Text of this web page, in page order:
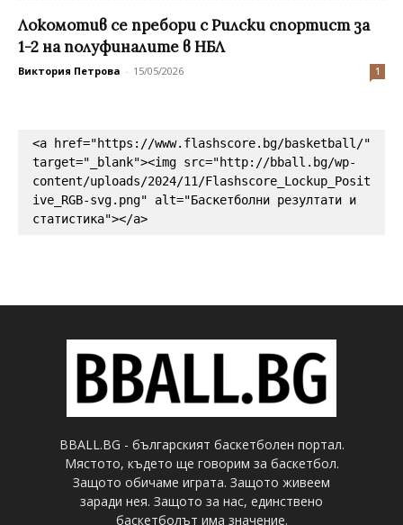
Локомотив се пребори с Рилски спортист за
1-2 на полуфиналите в НБЛ
Виктория Петрова - 15/05/2026 1
<a href="https://www.flashscore.bg/basketball/"
target="_blank"><img src="http://bball.bg/wp-
content/uploads/2024/11/Flashscore_Lockup_Posit
ive_RGB-svg.png" alt="Баскетболни резултати и
статистика"></a>
BBALL.BG - българският баскетболен портал.
Мястото, където ще говорим за баскетбол.
Защото обичаме играта. Защото живеем
заради нея. Защото за нас, единствено
баскетболът има значение.